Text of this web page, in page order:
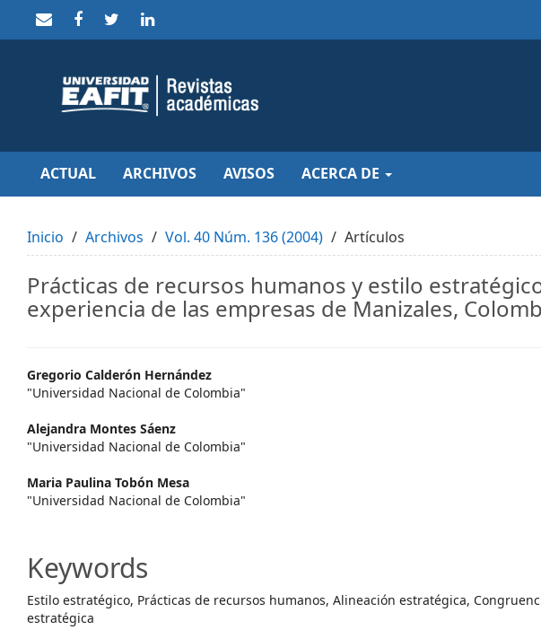
to
Main
Navigation
Content
Sidebar
ACTUAL ARCHIVOS AVISOS ACERCA DE
Inicio Archivos Vol. 40 Núm. 136 (2004) Artículos
Prácticas de recursos humanos y estilo
experiencia de las empresas de Manizales,
Main
Article
Content
Gregorio Calderón Hernández
"Universidad Nacional de Colombia"
Alejandra Montes Sáenz
"Universidad Nacional de Colombia"
Maria Paulina Tobón Mesa
"Universidad Nacional de Colombia"
Keywords
Estilo estratégico, Prácticas de recursos humanos, Alineación estratégica,
estratégica